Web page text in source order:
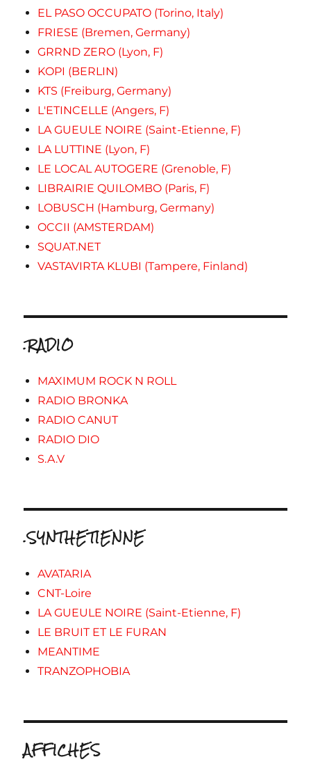
EL PASO OCCUPATO (Torino, Italy)
FRIESE (Bremen, Germany)
GRRND ZERO (Lyon, F)
KOPI (BERLIN)
KTS (Freiburg, Germany)
L'ETINCELLE (Angers, F)
LA GUEULE NOIRE (Saint-Etienne, F)
LA LUTTINE (Lyon, F)
LE LOCAL AUTOGERE (Grenoble, F)
LIBRAIRIE QUILOMBO (Paris, F)
LOBUSCH (Hamburg, Germany)
OCCII (AMSTERDAM)
SQUAT.NET
VASTAVIRTA KLUBI (Tampere, Finland)
.RADIO
MAXIMUM ROCK N ROLL
RADIO BRONKA
RADIO CANUT
RADIO DIO
S.A.V
.SYNTHETIENNE
AVATARIA
CNT-Loire
LA GUEULE NOIRE (Saint-Etienne, F)
LE BRUIT ET LE FURAN
MEANTIME
TRANZOPHOBIA
AFFICHES